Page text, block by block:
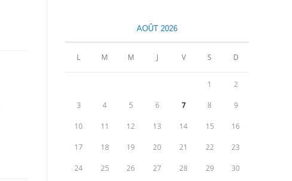
AOÛT 2026
L M M J V S D
1 2
3 4 5 6 7 8 9
10 11 12 13 14 15 16
17 18 19 20 21 22 23
24 25 26 27 28 29 30